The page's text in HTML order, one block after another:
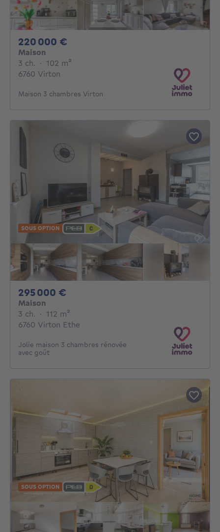
220 000 €
Maison
3 ch. 3 chambres
· 102 m²
6760 Virton
Maison 3 chambres Virton
SOUS OPTION
295 000 €
Maison
3 ch. 3 chambres
· 112 m²
6760 Virton Ethe
Jolie maison 3 chambres rénovée
avec goût
SOUS OPTION